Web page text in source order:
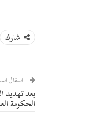
شارك
المقال
بعد تهديد
الحكومة